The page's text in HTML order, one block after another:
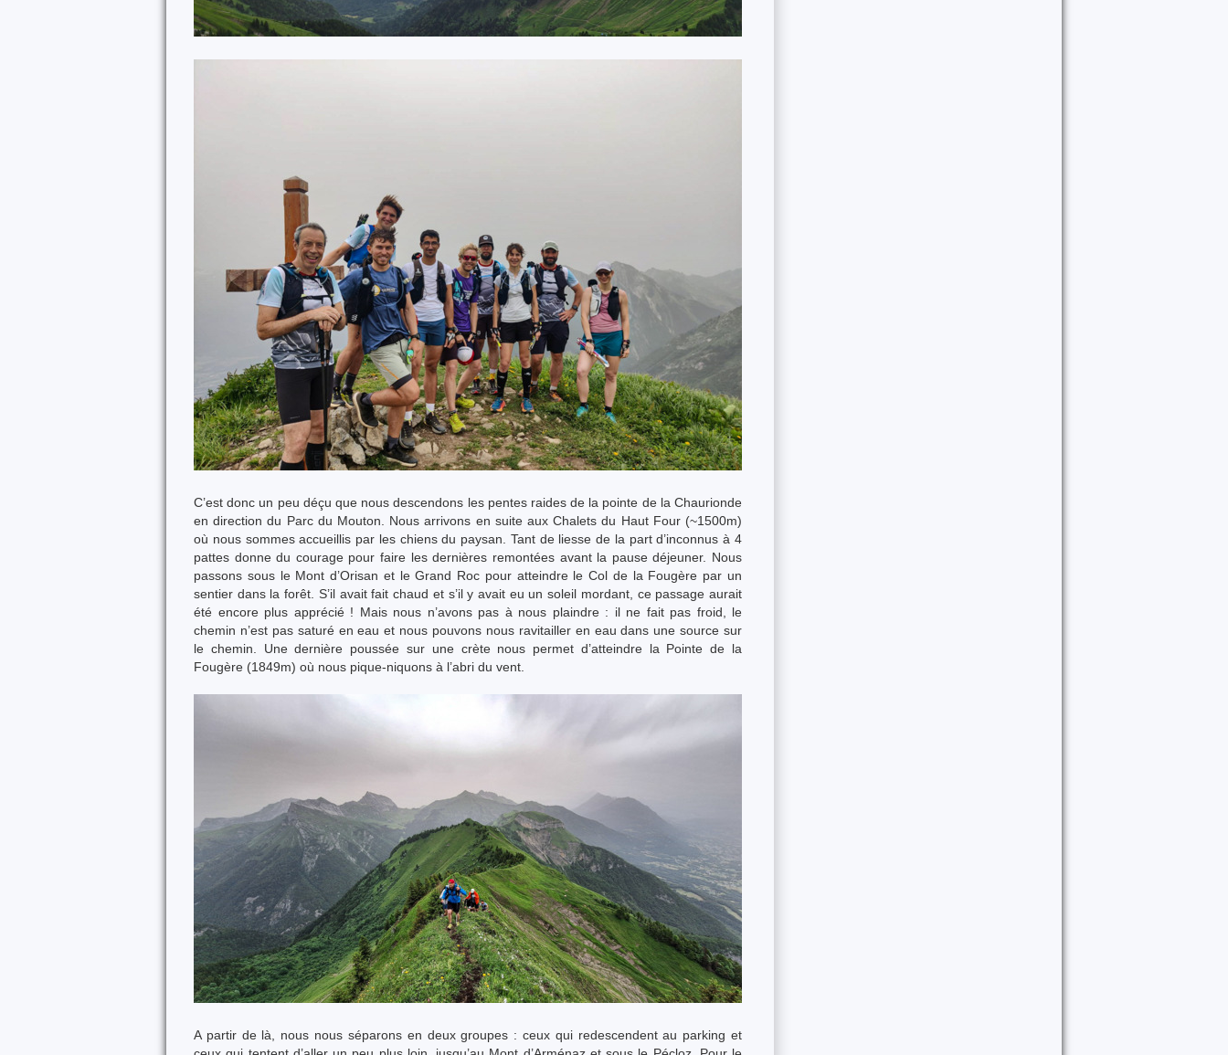
C’est donc un peu déçu que nous descendons les pentes raides de la pointe de la Chaurionde
en direction du Parc du Mouton. Nous arrivons en suite aux Chalets du Haut Four (~1500m)
où nous sommes accueillis par les chiens du paysan. Tant de liesse de la part d’inconnus à 4
pattes donne du courage pour faire les dernières remontées avant la pause déjeuner. Nous
passons sous le Mont d’Orisan et le Grand Roc pour atteindre le Col de la Fougère par un
sentier dans la forêt. S’il avait fait chaud et s’il y avait eu un soleil mordant, ce passage aurait
été encore plus apprécié ! Mais nous n’avons pas à nous plaindre : il ne fait pas froid, le
chemin n’est pas saturé en eau et nous pouvons nous ravitailler en eau dans une source sur
le chemin. Une dernière poussée sur une crète nous permet d’atteindre la Pointe de la
Fougère (1849m) où nous pique-niquons à l’abri du vent.
A partir de là, nous nous séparons en deux groupes : ceux qui redescendent au parking et